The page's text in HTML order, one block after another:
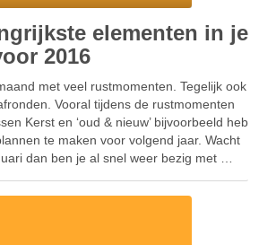
elementen in je
2016
met veel rustmomenten. Tegelijk ook
Vooral tijdens de rustmomenten
Kerst en ‘oud & nieuw’ bijvoorbeeld heb
te maken voor volgend jaar. Wacht
dan ben je al snel weer bezig met …